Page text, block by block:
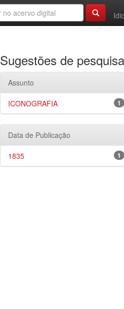
Sugestões de pesquisa
Assunto
1
ICONOGRAFIA
Data de Publicação
1
1835